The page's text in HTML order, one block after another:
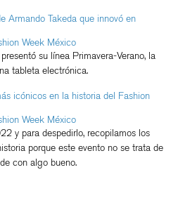
Armando Takeda que innovó en
Week México
su línea Primavera-Verano, la
tableta electrónica.
icónicos en la historia del Fashion
Week México
y para despedirlo, recopilamos los
porque este evento no se trata de
con algo bueno.